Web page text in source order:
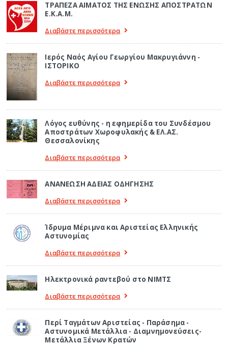
ΤΡΑΠΕΖΑ ΑΙΜΑΤΟΣ ΤΗΣ ΕΝΩΣΗΣ ΑΠΟΣΤΡΑΤΩΝ
Ε.Κ.Α.Μ.
Διαβάστε περισσότερα
Ιερός Ναός Αγίου Γεωργίου Μακρυγιάννη -
ΙΣΤΟΡΙΚΟ
Διαβάστε περισσότερα
Λόγος ευθύνης - η εφημερίδα του Συνδέσμου
Αποστράτων Χωροφυλακής & ΕΛ.ΑΣ.
Θεσσαλονίκης
Διαβάστε περισσότερα
ΑΝΑΝΕΩΣΗ ΑΔΕΙΑΣ ΟΔΗΓΗΣΗΣ
Διαβάστε περισσότερα
Ίδρυμα Μέριμνα και Αριστείας Ελληνικής
Αστυνομίας
Διαβάστε περισσότερα
Ηλεκτρονικά ραντεβού στο ΝΙΜΤΣ
Διαβάστε περισσότερα
Περί Ταγμάτων Αριστείας - Παράσημα -
Αστυνομικά Μετάλλια - Διαμνημονεύσεις-
Μετάλλια Ξένων Κρατών